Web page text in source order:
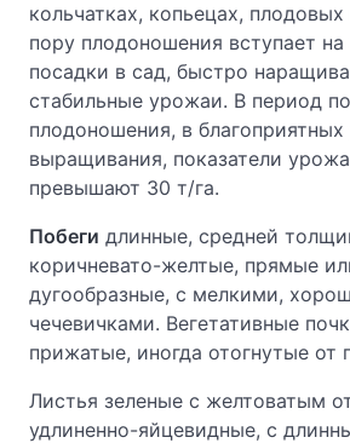
кольчатках, копьецах,
пору плодоношения вступает
посадки в сад, быстро
стабильные урожаи. В период
плодоношения, в благоприятных
выращивания, показатели
превышают 30 т/га.
Побеги длинные, средней
коричневато-желтые, прямые
дугообразные, с мелкими,
чечевичками. Вегетативные
прижатые, иногда отогнутые от
Листья зеленые с желтоватым
удлиненно-яйцевидные, с